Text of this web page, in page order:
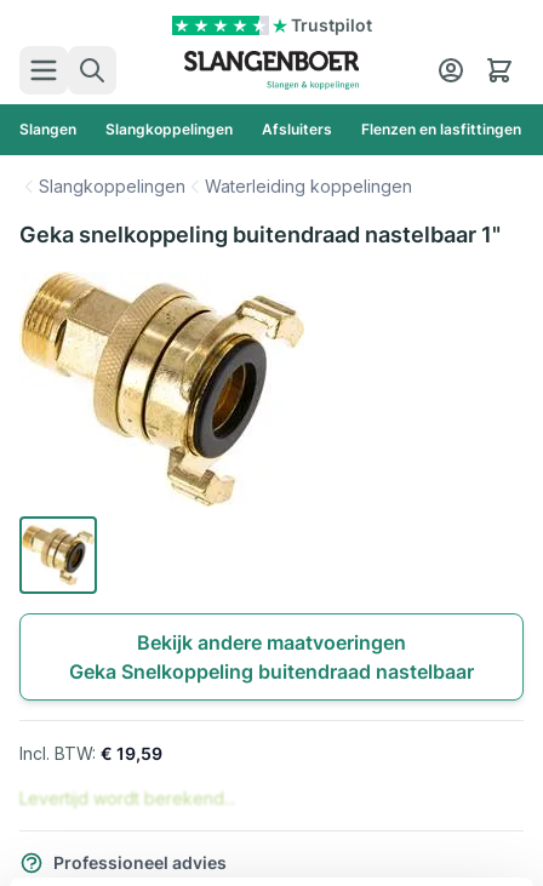
Trustpilot
Zoek
Cart
Slangen Slangkoppelingen Afsluiters Flenzen en lasfittingen
Slangkoppelingen Waterleiding koppelingen
Geka snelkoppeling buitendraad nastelbaar 1"
Bekijk andere maatvoeringen
Geka Snelkoppeling buitendraad nastelbaar
€ 19,59
Levertijd wordt berekend...
Professioneel advies